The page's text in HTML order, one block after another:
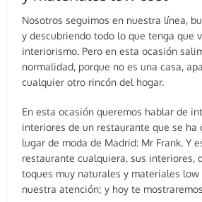
Nosotros seguimos en nuestra línea,
y descubriendo todo lo que tenga que
interiorismo. Pero en esta ocasión
normalidad, porque no es una casa,
cualquier otro rincón del hogar.
En esta ocasión queremos hablar de
interiores de un restaurante que se ha
lugar de moda de Madrid: Mr Frank. Y
restaurante cualquiera, sus interiores,
toques muy naturales y materiales
nuestra atención; y hoy te